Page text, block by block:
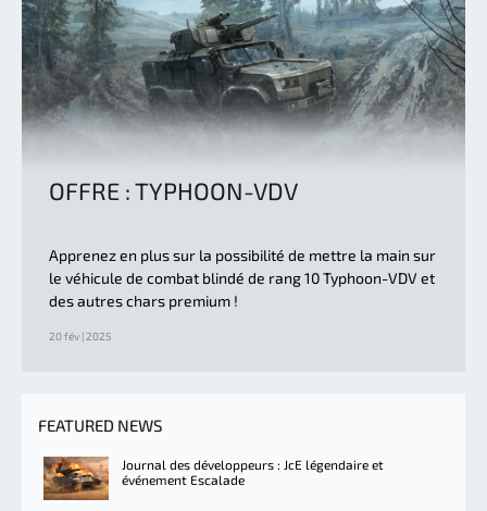
OFFRE : TYPHOON-VDV
Apprenez en plus sur la possibilité de mettre la main sur
le véhicule de combat blindé de rang 10 Typhoon-VDV et
des autres chars premium !
20 fév | 2025
FEATURED NEWS
Journal des développeurs : JcE légendaire et
événement Escalade